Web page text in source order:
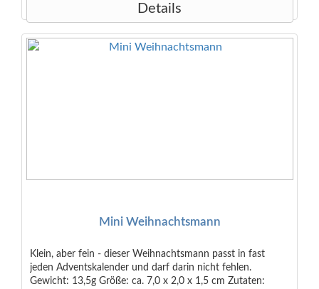
Details
Mini Weihnachtsmann
Klein, aber fein - dieser Weihnachtsmann passt in fast
jeden Adventskalender und darf darin nicht fehlen.
Gewicht: 13,5g Größe: ca. 7,0 x 2,0 x 1,5 cm Zutaten: